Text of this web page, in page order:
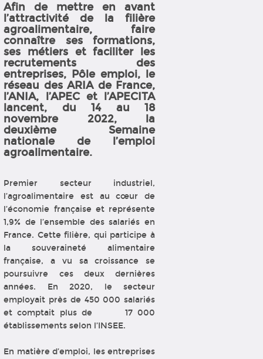
Afin de mettre en avant
l’attractivité de la filière
agroalimentaire, faire
connaître ses formations,
ses métiers et faciliter les
recrutements des
entreprises, Pôle emploi, le
réseau des ARIA de France,
l’ANIA, l’APEC et l’APECITA
lancent, du 14 au 18
novembre 2022, la
deuxième Semaine
nationale de l’emploi
agroalimentaire.
Premier secteur industriel,
l’agroalimentaire est au cœur de
l’économie française et représente
1,9% de l’ensemble des salariés en
France. Cette filière, qui participe à
la souveraineté alimentaire
française, a vu sa croissance se
poursuivre ces deux dernières
années. En 2020, le secteur
employait près de 450 000 salariés
et comptait plus de 17 000
établissements selon l’INSEE.
En matière d’emploi, les entreprises